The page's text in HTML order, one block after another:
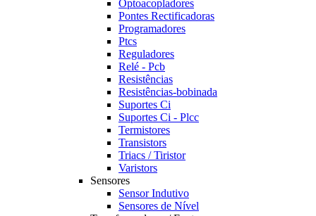
Optoacopladores
Pontes Rectificadoras
Programadores
Ptcs
Reguladores
Relé - Pcb
Resistências
Resistências-bobinada
Suportes Ci
Suportes Ci - Plcc
Termistores
Transistors
Triacs / Tiristor
Varistors
Sensores
Sensor Indutivo
Sensores de Nível